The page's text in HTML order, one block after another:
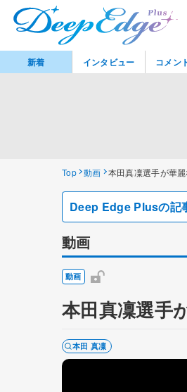
Top 動画 本田真凜選手が華
Deep Edge Plusの記
動画
動画
本田真凜選手
本田 真凜
新着 インタビュー コメン